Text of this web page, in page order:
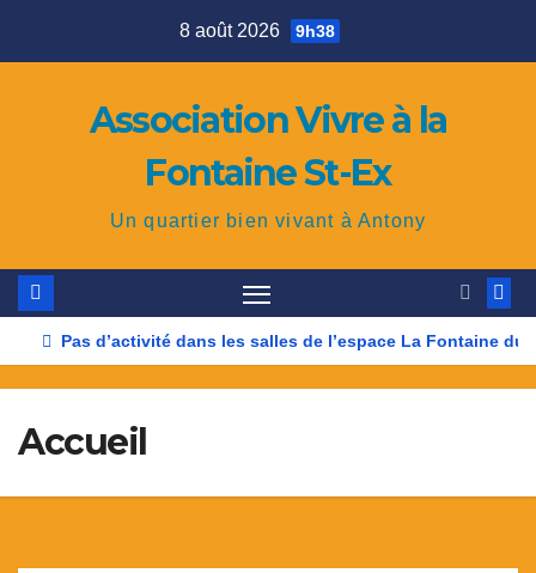
8 août 2026 9h38
Association Vivre à la
Fontaine St-Ex
Un quartier bien vivant à Antony
Pas d’activité dans les salles de l’espace La Fontaine du
Accueil